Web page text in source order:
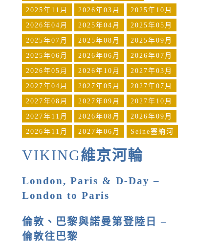
2025年11月
2026年03月
2025年10月
2026年04月
2025年04月
2025年05月
2025年07月
2025年08月
2025年09月
2025年06月
2026年06月
2026年07月
2026年05月
2026年10月
2027年03月
2027年04月
2027年05月
2027年07月
2027年08月
2027年09月
2027年10月
2027年11月
2026年08月
2026年09月
2026年11月
2027年06月 Seine塞納河
VIKING維京河輪
London, Paris & D-Day –
London to Paris
倫敦、巴黎與諾曼第登陸日 –
倫敦往巴黎